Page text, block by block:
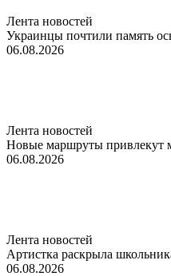
Лента новостей
Украинцы почтили память
06.08.2026
Лента новостей
Новые маршруты привлекут
06.08.2026
Лента новостей
Артистка раскрыла
06.08.2026